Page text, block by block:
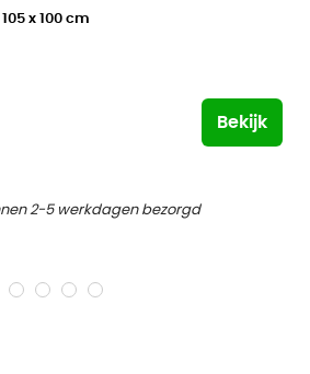
105 x 100 cm
Bekijk
2-5 werkdagen bezorgd